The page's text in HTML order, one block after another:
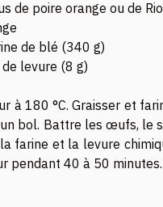
de poire orange ou de
de blé (340 g)
levure (8 g)
à 180 °C. Graisser et
bol. Battre les œufs, le
farine et la levure
pendant 40 à 50 minutes.